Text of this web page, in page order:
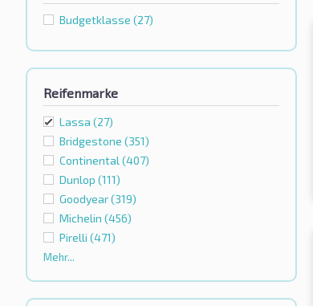
Budgetklassе (27)
Reifenmarke
Lassa (27)
Bridgestone (351)
Continental (407)
Dunlop (111)
Goodyear(319)
Michelin (456)
Pirelli (471)
Mehr...